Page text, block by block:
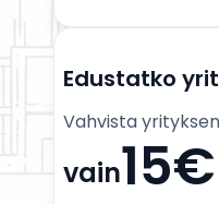
Edustatko
Vahvista
vain15€